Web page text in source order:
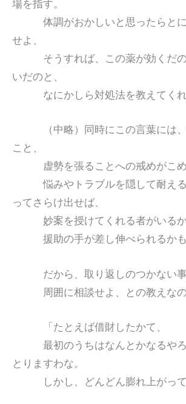
場を指す。
体調がおかしいと思ったらとに
せよ、
そうすれば、この薬が効くだの
いだのと、
なにかしら対処法を教えてくれ
（中略）同時にこの言葉には、
こと、
虚勢を張ることへの戒めがこめ
悩みやトラブルを隠して耐える
ってさらけ出せば、
妙案を授けてくれる者がいるか
援助の手が差し伸べられるかも
だから、取り返しのつかない事
周囲に相談せよ、との教えなの
「たとえば借財したかて、
最初のうちはなんとかなるやろ
とりますわな。
しかし、どんどん膨れ上がって